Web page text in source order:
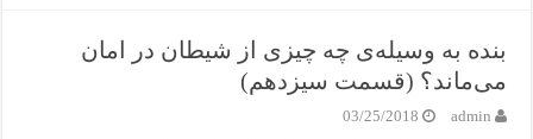
بنده به وسیله‌ی چه چیزی از شیطان در امان
می‌ماند؟ (قسمت سیزدهم)
admin
03/25/2018